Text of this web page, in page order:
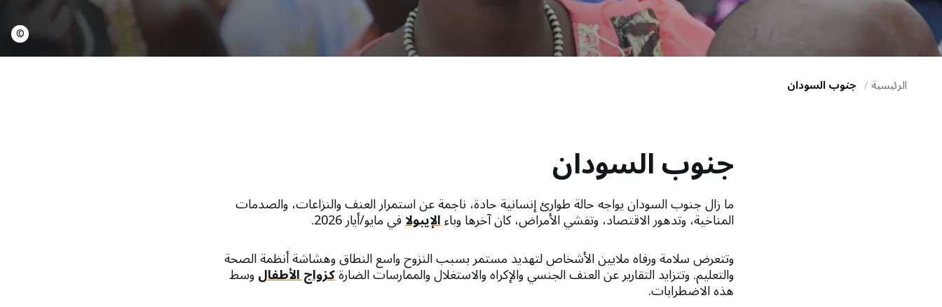
a
t
©
الرئيسية جنوب السودان
جنوب السودان
ما زال جنوب السودان يواجه حالة طوارئ إنسانية حادة، ناجمة عن استمرار العنف والنزاعات، والصدمات
المناخية، وتدهور الاقتصاد، وتفشي الأمراض، كان آخرها وباءالإيبولافي مايو/أيار 2026.
وتتعرض سلامة ورفاه ملايين الأشخاص لتهديد مستمر بسبب النزوح واسع النطاق وهشاشة أنظمة الصحة
والتعليم. وتتزايد التقارير عن العنف الجنسي والإكراه والاستغلال والممارسات الضارةكزواج الأطفالوسط
هذه الاضطرابات.